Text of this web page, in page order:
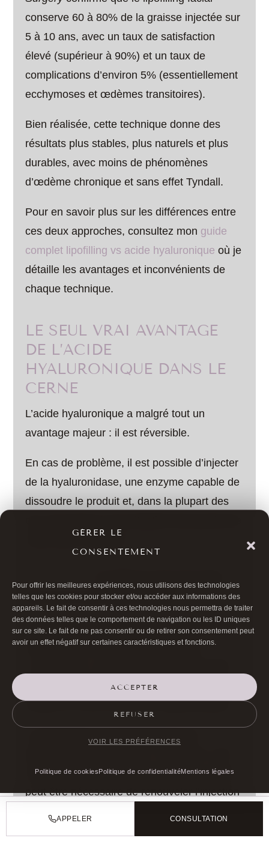
GÉRER LE
CONSENTEMENT
Pour offrir les meilleures expériences, nous utilisons des technologies
telles que les cookies pour stocker et/ou accéder aux informations des
appareils. Le fait de consentir à ces technologies nous permettra de traiter
des données telles que le comportement de navigation ou les ID uniques
sur ce site. Le fait de ne pas consentir ou de retirer son consentement peut
avoir un effet négatif sur certaines caractéristiques et fonctions.
ACCEPTER
REFUSER
VOIR LES PRÉFÉRENCES
Politique de cookiesPolitique de confidentialitéMentions légales
conserve 60 à 80% de la graisse injectée sur
5 à 10 ans, avec un taux de satisfaction
élevé (supérieur à 90%) et un taux de
complications d’environ 5% (essentiellement
ecchymoses et œdèmes transitoires).
Bien réalisée, cette technique donne des
résultats plus stables, plus naturels et plus
durables, avec moins de phénomènes
d’œdème chronique et sans effet Tyndall.
Pour en savoir plus sur les différences entre
ces deux approches, consultez mon guide
complet lipofilling vs acide hyaluronique où je
détaille les avantages et inconvénients de
chaque technique.
LE SEUL VRAI AVANTAGE
DE L’ACIDE
HYALURONIQUE DANS LE
CERNE
L’acide hyaluronique a malgré tout un
avantage majeur : il est réversible.
En cas de problème, il est possible d’injecter
de la hyaluronidase, une enzyme capable de
dissoudre le produit et, dans la plupart des
des cas en une à deux séances.
C’est pour cette raison que je dis que l’acide
hyaluronique dans le cerne n’est pas
être réservé à des indications extrêmement
limitées et à des mains très expérimentées.
La dissolution à la hyaluronidase est
séance suffit dans la plupart des cas, mais il
peut être nécessaire de renouveler l’injection
APPELER CONSULTATION